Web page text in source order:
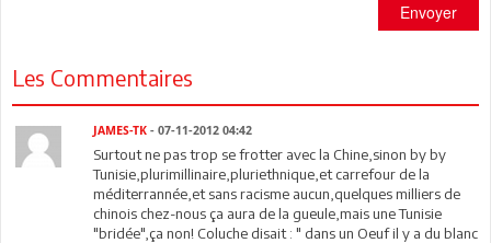
Envoyer
Les Commentaires
JAMES-TK - 07-11-2012 04:42
Surtout ne pas trop se frotter avec la Chine,sinon by by
Tunisie,plurimillinaire,pluriethnique,et carrefour de la
méditerrannée,et sans racisme aucun,quelques milliers de
chinois chez-nous ça aura de la gueule,mais une Tunisie
"bridée",ça non! Coluche disait : " dans un Oeuf il y a du blanc